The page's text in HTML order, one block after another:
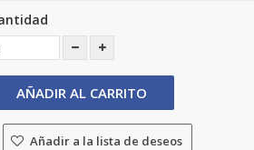
AÑADIR AL CARRITO
Añadir a la lista de deseos